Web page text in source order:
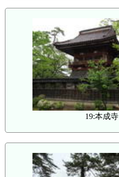
19:本成寺